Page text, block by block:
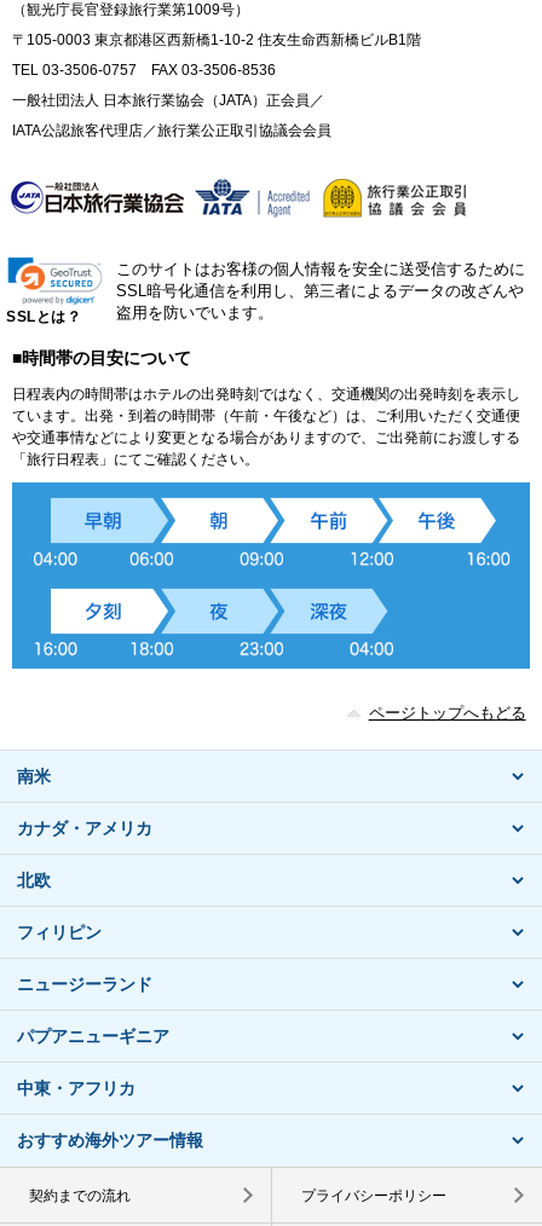
（観光庁長官登録旅行業第1009号）
〒105-0003 東京都港区西新橋1-10-2 住友生命西新橋ビルB1階
TEL 03-3506-0757 FAX 03-3506-8536
一般社団法人 日本旅行業協会（JATA）正会員／
IATA公認旅客代理店／旅行業公正取引協議会会員
SSLとは？
このサイトはお客様の個人情報を安全に送受信するために
SSL暗号化通信を利用し、第三者によるデータの改ざんや
盗用を防いでいます。
■時間帯の目安について
日程表内の時間帯はホテルの出発時刻ではなく、交通機関の出発時刻を表示し
ています。出発・到着の時間帯（午前・午後など）は、ご利用いただく交通便
や交通事情などにより変更となる場合がありますので、ご出発前にお渡しする
「旅行日程表」にてご確認ください。
ページトップへもどる
南米
カナダ・アメリカ
北欧
フィリピン
ニュージーランド
パプアニューギニア
中東・アフリカ
おすすめ海外ツアー情報
契約までの流れ プライバシーポリシー